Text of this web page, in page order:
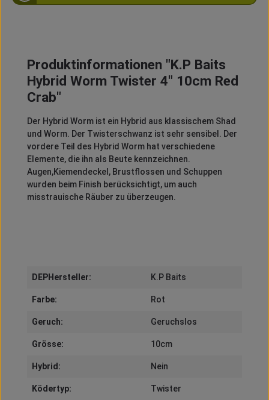
Produktinformationen "K.P Baits
Hybrid Worm Twister 4" 10cm Red
Crab"
Der Hybrid Worm ist ein Hybrid aus klassischem Shad
und Worm. Der Twisterschwanz ist sehr sensibel. Der
vordere Teil des Hybrid Worm hat verschiedene
Elemente, die ihn als Beute kennzeichnen.
Augen,Kiemendeckel, Brustflossen und Schuppen
wurden beim Finish berücksichtigt, um auch
misstrauische Räuber zu überzeugen.
DEPHersteller: K.P Baits
Farbe: Rot
Geruch: Geruchslos
Grösse: 10cm
Hybrid: Nein
Ködertyp: Twister